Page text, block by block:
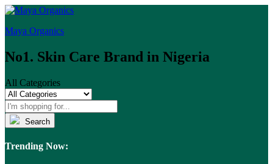
Maya Organics
No1. Skin Care Brand in Nigeria
All Categories
Search
Trending Now: